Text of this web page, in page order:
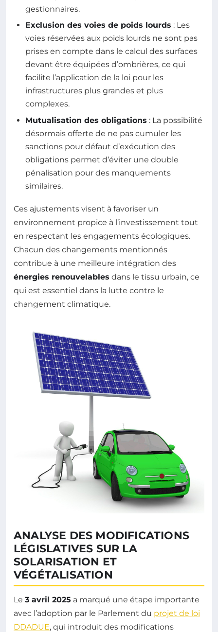
gestionnaires.
Exclusion des voies de poids lourds : Les
voies réservées aux poids lourds ne sont pas
prises en compte dans le calcul des surfaces
devant être équipées d’ombrières, ce qui
facilite l’application de la loi pour les
infrastructures plus grandes et plus
complexes.
Mutualisation des obligations : La possibilité
désormais offerte de ne pas cumuler les
sanctions pour défaut d’exécution des
obligations permet d’éviter une double
pénalisation pour des manquements
similaires.
Ces ajustements visent à favoriser un
environnement propice à l’investissement tout
en respectant les engagements écologiques.
Chacun des changements mentionnés
contribue à une meilleure intégration des
énergies renouvelables dans le tissu urbain, ce
qui est essentiel dans la lutte contre le
changement climatique.
ANALYSE DES MODIFICATIONS
LÉGISLATIVES SUR LA
SOLARISATION ET
VÉGÉTALISATION
Le 3 avril 2025 a marqué une étape importante
avec l’adoption par le Parlement du projet de loi
DDADUE, qui introduit des modifications